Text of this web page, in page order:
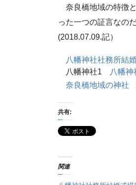
奈良橋地域の特徴
った一つの証言なの
(2018.07.09.記）
八幡神社社務所結
八幡神社1
八幡神
奈良橋地域の神社
共有:
関連